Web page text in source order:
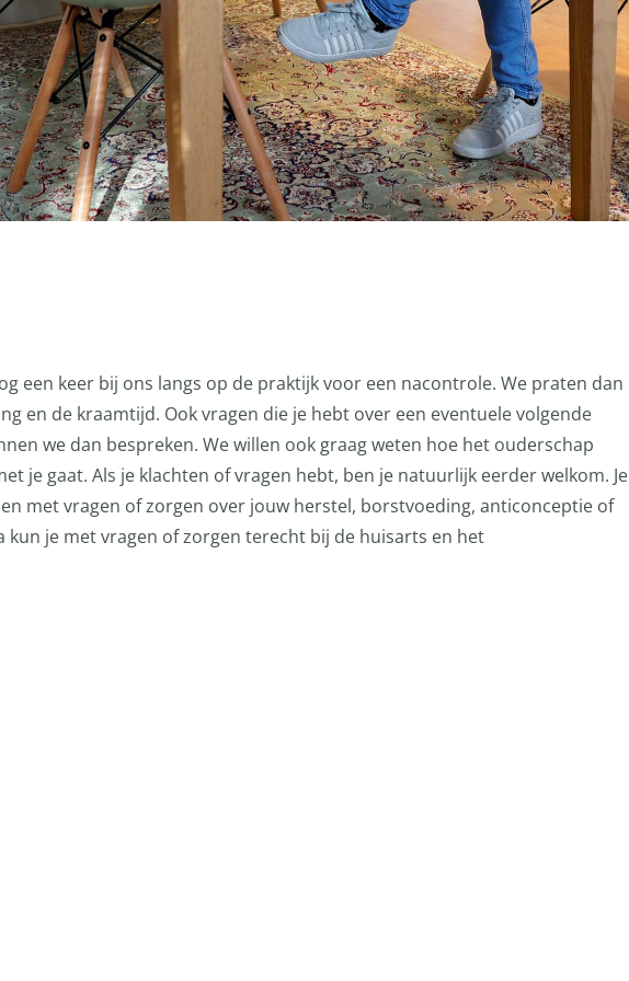
een keer bij ons langs op de praktijk voor een nacontrole. We praten dan
en de kraamtijd. Ook vragen die je hebt over een eventuele volgende
we dan bespreken. We willen ook graag weten hoe het ouderschap
je gaat. Als je klachten of vragen hebt, ben je natuurlijk eerder welkom. Je
met vragen of zorgen over jouw herstel, borstvoeding, anticonceptie of
kun je met vragen of zorgen terecht bij de huisarts en het